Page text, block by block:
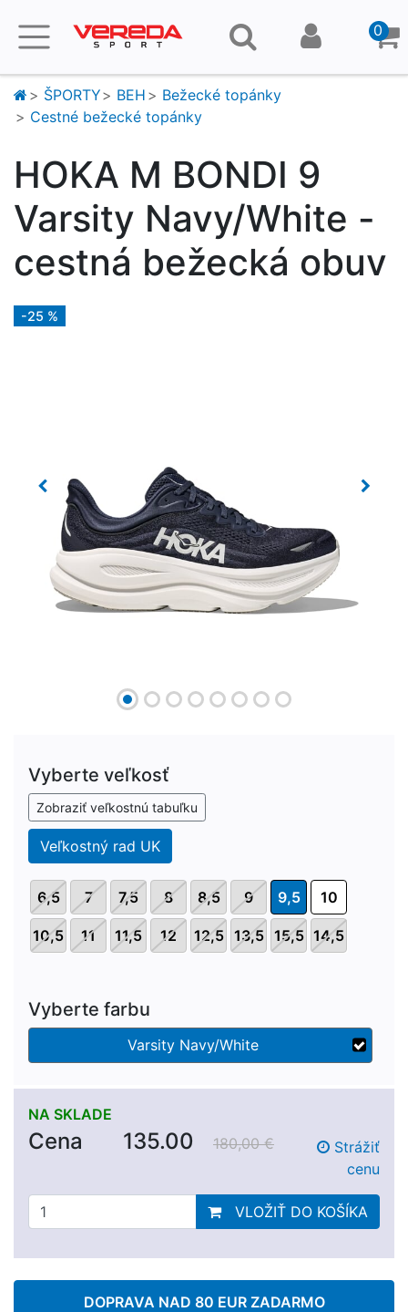
0
ŠPORTY BEH
Bežecké topánky
Cestné bežecké topánky
HOKA M BONDI 9
Varsity Navy/White -
cestná bežecká obuv
-25 %
Previous Next
Vyberte veľkosť
Zobraziť veľkostnú tabuľku
Veľkostný rad UK
6,5 7 7,5 8 8,5 9 9,5 10
10,5 11 11,5 12 12,5 13,5 15,5 14,5
Vyberte farbu
Varsity Navy/White
NA SKLADE
Cena 135.00 180,00 €
Strážiť
cenu
VLOŽIŤ DO KOŠÍKA
DOPRAVA NAD 80 EUR ZADARMO